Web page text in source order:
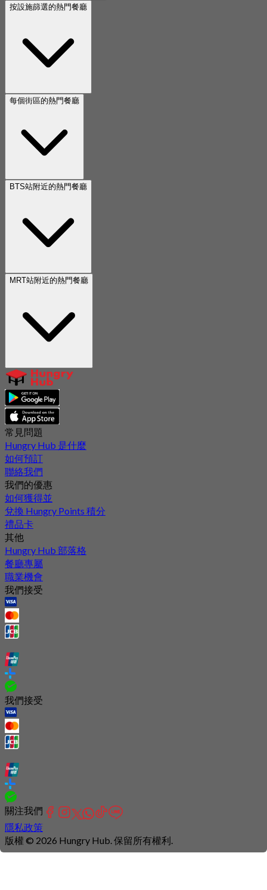
按設施篩選的熱門餐廳
每個街區的熱門餐廳
BTS站附近的熱門餐廳
MRT站附近的熱門餐廳
常見問題
Hungry Hub 是什麼
如何預訂
聯絡我們
我們的優惠
如何獲得並
兌換 Hungry Points 積分
禮品卡
其他
Hungry Hub 部落格
餐廳專屬
職業機會
我們接受
我們接受
關注我們
隱私政策
版權 © 2026 Hungry Hub. 保留所有權利.
Connection